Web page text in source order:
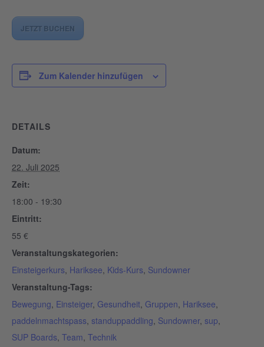
JETZT BUCHEN
Zum Kalender hinzufügen
DETAILS
Datum:
22. Juli 2025
Zeit:
18:00 - 19:30
Eintritt:
55 €
Veranstaltungskategorien:
Einsteigerkurs, Hariksee, Kids-Kurs, Sundowner
Veranstaltung-Tags:
Bewegung, Einsteiger, Gesundheit, Gruppen, Hariksee,
paddelnmachtspass, standuppaddling, Sundowner, sup,
SUP Boards, Team, Technik